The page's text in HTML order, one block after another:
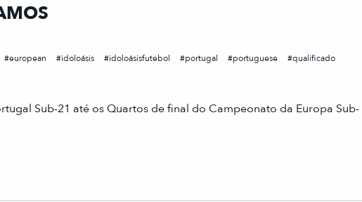
european idoloásis idoloásisfutebol portugal portuguese
qualificado
Sub-21 até os Quartos de final do Campeonato da Europa Sub-